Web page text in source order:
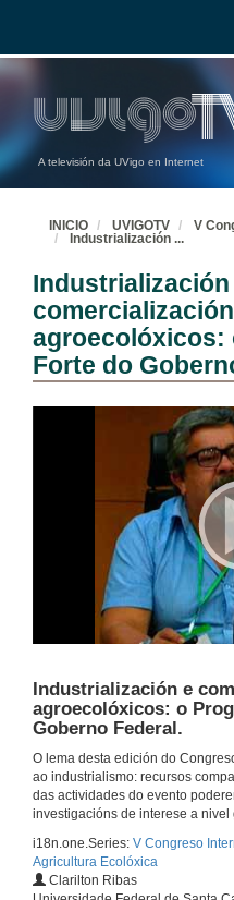
A televisión da UVigo en Internet
INICIO UVIGOTV V
Industrialización ...
Industrialización
agroecolóxicos:
Forte do
Industrialización e
agroecolóxicos: o
Goberno Federal.
O lema desta edición do
ao industrialismo: recursos
das actividades do evento
investigacións de interese a
i18n.one.Series: V Congreso
Agricultura Ecolóxica
Clarilton Ribas